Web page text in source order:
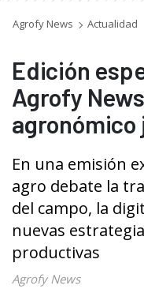
Agrofy News Actualidad
Edición
Agrofy
agronómico
En una emisión
agro debate la
del campo, la
nuevas
productivas
Agrofy News